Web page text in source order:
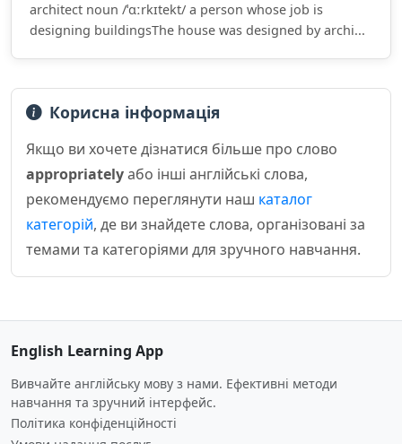
architect noun /ˈɑːrkɪtekt/ a person whose job is
designing buildingsThe house was designed by archi...
Корисна інформація
Якщо ви хочете дізнатися більше про слово
appropriatelyабо інші англійські слова,
рекомендуємо переглянути наш каталог
категорій, де ви знайдете слова, організовані за
темами та категоріями для зручного навчання.
English Learning App
Вивчайте англійську мову з нами. Ефективні методи
навчання та зручний інтерфейс.
Політика конфіденційності